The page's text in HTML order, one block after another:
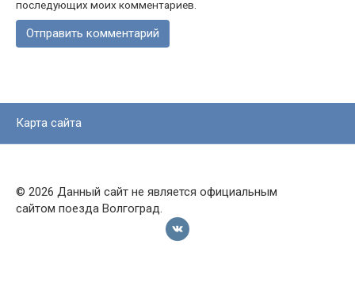
последующих моих комментариев.
Карта сайта
© 2026 Данный сайт не является официальным
сайтом поезда Волгоград.